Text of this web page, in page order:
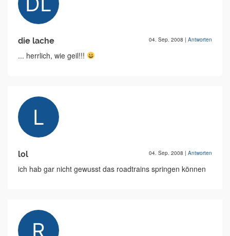
die lache 04. Sep. 2008 | Antworten
... herrlich, wie geil!!!
lol 04. Sep. 2008 | Antworten
ich hab gar nicht gewusst das roadtrains springen können